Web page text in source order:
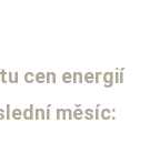
cen energií
měsíc: